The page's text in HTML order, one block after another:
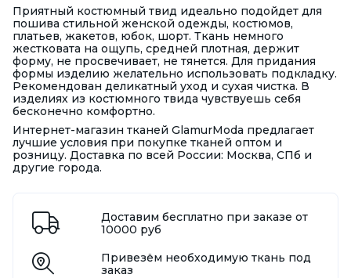
Приятный костюмный твид идеально подойдет для
пошива стильной женской одежды, костюмов,
платьев, жакетов, юбок, шорт. Ткань немного
жестковата на ощупь, средней плотная, держит
форму, не просвечивает, не тянется. Для придания
формы изделию желательно использовать подкладку.
Рекомендован деликатный уход и сухая чистка. В
изделиях из костюмного твида чувствуешь себя
бесконечно комфортно.
Интернет-магазин тканей GlamurModa предлагает
лучшие условия при покупке тканей оптом и
розницу. Доставка по всей России: Москва, СПб и
другие города.
Доставим бесплатно при заказе от
10000 руб
Привезём необходимую ткань под
заказ